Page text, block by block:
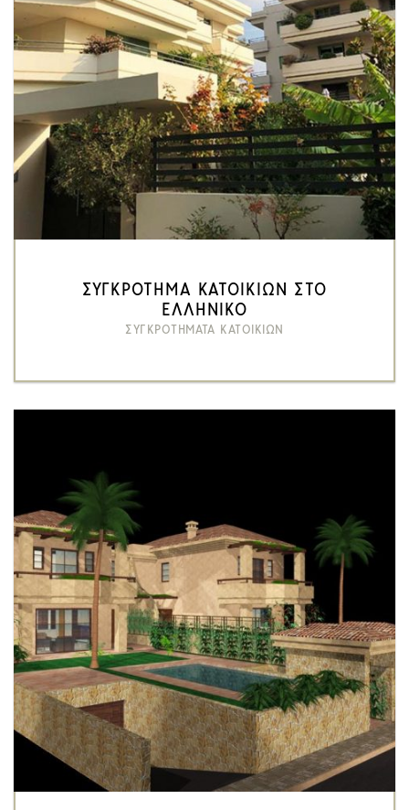
ΣΥΓΚΡΟΤΗΜΑ ΚΑΤΟΙΚΙΩΝ ΣΤΟ
ΕΛΛΗΝΙΚΟ
ΣΥΓΚΡΟΤΗΜΑΤΑ ΚΑΤΟΙΚΙΩΝ